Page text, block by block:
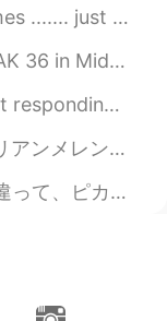
The best cure for gre...
and people! Here’s to a...
Canada and will try get...
甘さが出て、流石和菓子でよく活用されている材料だな...
語の名前で書いあることにびっくりした！ 「ラッキ...